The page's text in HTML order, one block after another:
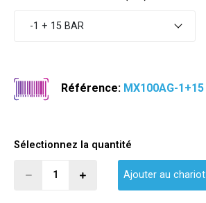
-1 + 15 BAR
Référence: MX100AG-1+15
Sélectionnez la quantité
Ajouter au chariot